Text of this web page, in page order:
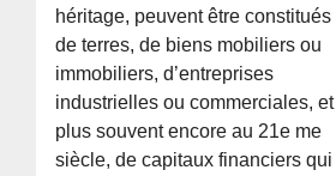
héritage, peuvent être constitués
de terres, de biens mobiliers ou
immobiliers, d’entreprises
industrielles ou commerciales, et
plus souvent encore au 21e me
siècle, de capitaux financiers qui